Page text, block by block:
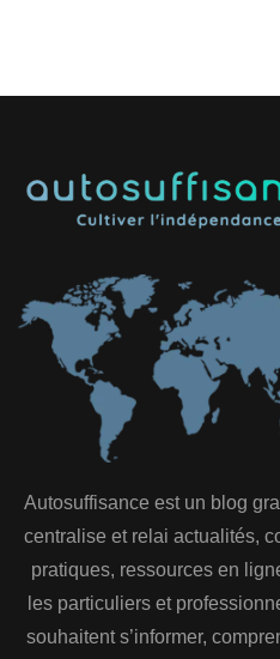
Autosuffisance est un blog
centralise et relai actualités,
pratiques, ressources en
les particuliers et
souhaitent s’informer,